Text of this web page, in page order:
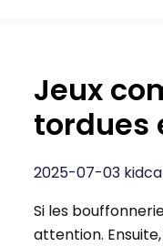
Jeux
tordues
2025-07-03
Si les
attention.